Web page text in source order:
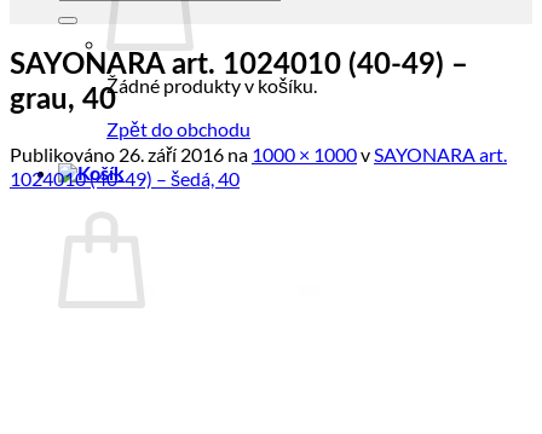
Žádné produkty v košíku.
Zpět do obchodu
SAYONARA art. 1024010 (40-49) –
grau, 40
Publikováno 26. září 2016 na 1000 × 1000vSAYONARA art.
1024010 (40-49) – šedá, 40